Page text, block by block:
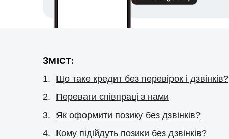
ЗМІСТ:
Що таке кредит без перевірок і дзвінків?
Переваги співпраці з нами
Як оформити позику без дзвінків?
Кому підійдуть позики без дзвінків?